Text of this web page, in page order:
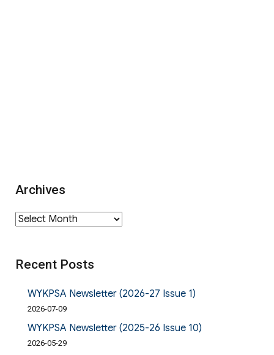
Archives
Archives
Recent Posts
WYKPSA Newsletter (2026-27 Issue 1)
2026-07-09
WYKPSA Newsletter (2025-26 Issue 10)
2026-05-29